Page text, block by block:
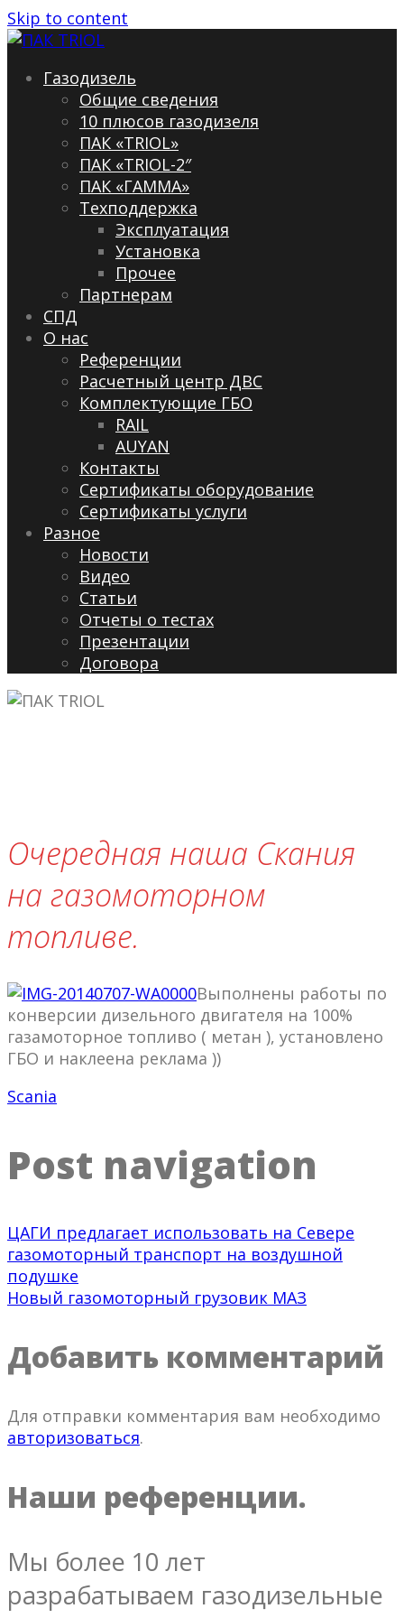
Skip to content
Газодизель
Общие сведения
10 плюсов газодизеля
ПАК «TRIOL»
ПАК «TRIOL-2″
ПАК «ГАММА»
Техподдержка
Эксплуатация
Установка
Прочее
Партнерам
СПД
О нас
Референции
Расчетный центр ДВС
Комплектующие ГБО
RAIL
AUYAN
Контакты
Сертификаты оборудование
Сертификаты услуги
Разное
Новости
Видео
Cтатьи
Отчеты о тестах
Презентации
Договора
Очередная наша Скания
на газомоторном
топливе.
Выполнены работы по
конверсии дизельного двигателя на 100%
газамоторное топливо ( метан ), установлено
ГБО и наклеена реклама ))
Scania
Post navigation
ЦАГИ предлагает использовать на Севере
газомоторный транспорт на воздушной
подушке
Новый газомоторный грузовик МАЗ
Добавить комментарий
Для отправки комментария вам необходимо
авторизоваться.
Наши референции.
Мы более 10 лет
разрабатываем газодизельные